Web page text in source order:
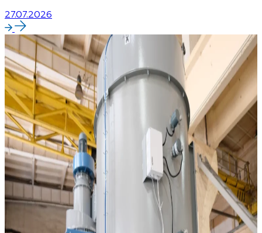
27.07.2026